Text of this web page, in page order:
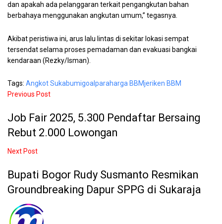
dan apakah ada pelanggaran terkait pengangkutan bahan
berbahaya menggunakan angkutan umum,” tegasnya.
Akibat peristiwa ini, arus lalu lintas di sekitar lokasi sempat
tersendat selama proses pemadaman dan evakuasi bangkai
kendaraan (Rezky/Isman).
Tags: Angkot Sukabumigoalparaharga BBMjeriken BBM
Previous Post
Job Fair 2025, 5.300 Pendaftar Bersaing
Rebut 2.000 Lowongan
Next Post
Bupati Bogor Rudy Susmanto Resmikan
Groundbreaking Dapur SPPG di Sukaraja